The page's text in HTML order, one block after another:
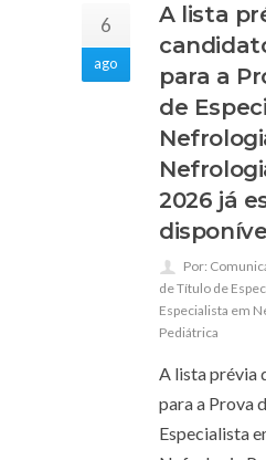
6
ago
A lista
para a
de
2026 já
Por:
de Título de
Especialista em
Pediátrica
A lista prévia
para a Prova
Especialista